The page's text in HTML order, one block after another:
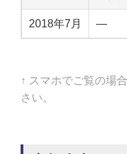
2018年7月 —
↑ スマホでご覧の場
さい。